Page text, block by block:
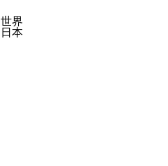
界
本